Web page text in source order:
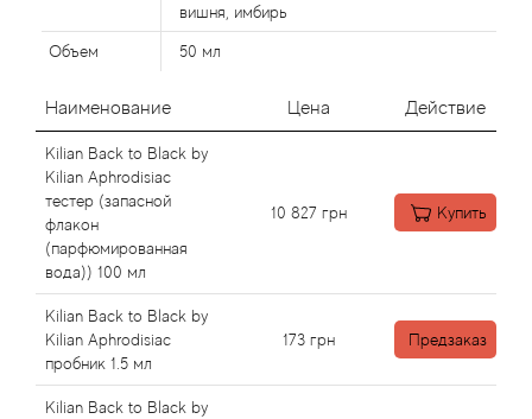
вишня, имбирь
Объем 50 мл
Наименование Цена Действие
Kilian Back to Black by
Kilian Aphrodisiac
тестер (запасной
флакон
(парфюмированная
вода)) 100 мл
10 827 грн Купить
Kilian Back to Black by
Kilian Aphrodisiac
пробник 1.5 мл
173 грн Предзаказ
Kilian Back to Black by
Ajmal
Al Haramain
Al Jazeera
Alaia Paris
Alexander McQueen
Alexandre Barthet
Alexandre J